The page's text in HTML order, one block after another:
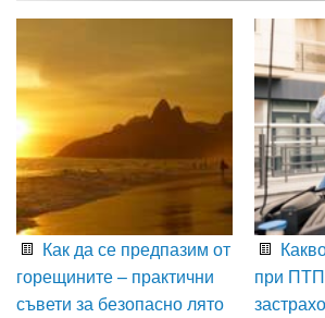
Как да се предпазим от
горещините – практични
съвети за безопасно лято
при